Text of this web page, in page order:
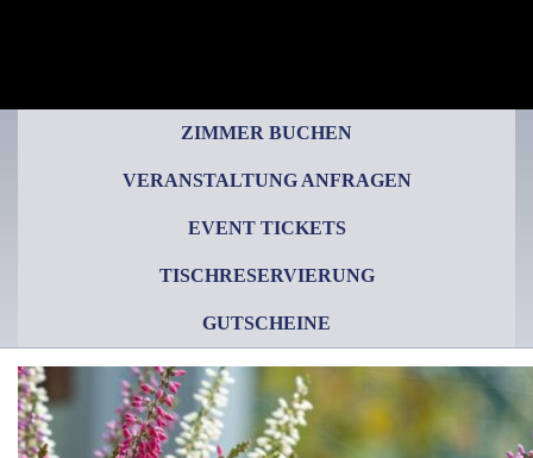
ZIMMER BUCHEN
VERANSTALTUNG ANFRAGEN
EVENT TICKETS
TISCHRESERVIERUNG
GUTSCHEINE